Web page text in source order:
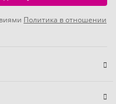
Политика в отношении